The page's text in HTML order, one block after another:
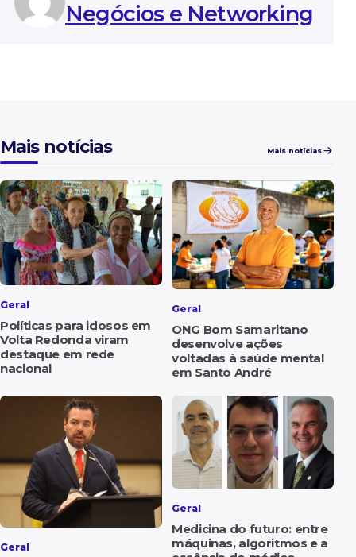
Negócios e Networking
Mais notícias Mais notícias
Geral
Políticas para idosos em
Volta Redonda viram
destaque em rede
nacional
Geral
ONG Bom Samaritano
desenvolve ações
voltadas à saúde mental
em Santo André
Geral
Geral
Medicina do futuro: entre
máquinas, algoritmos e a